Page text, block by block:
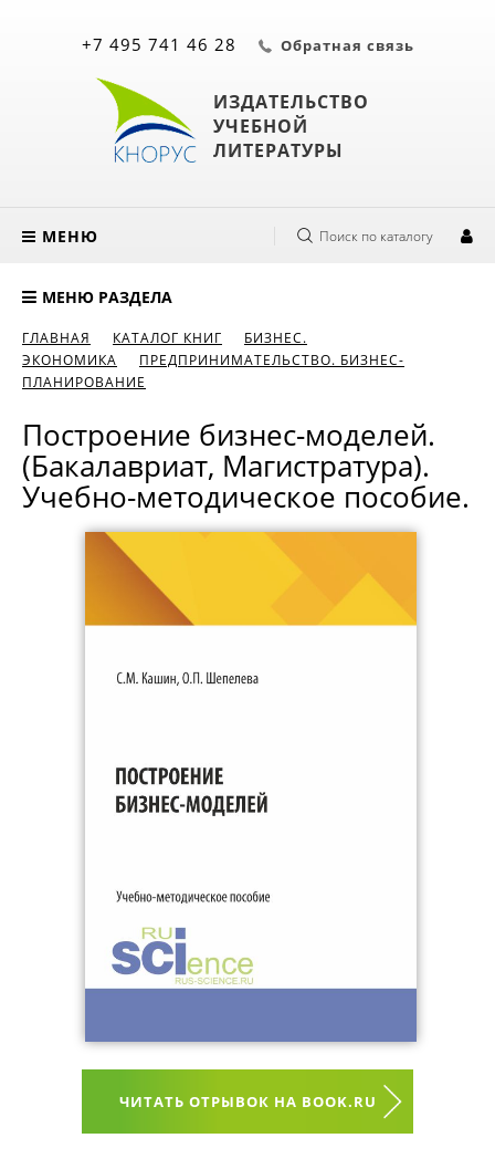
ИЗДАТЕЛЬСТВО
УЧЕБНОЙ
ЛИТЕРАТУРЫ
+7 495 741 46 28 Обратная связь
МЕНЮ Поиск по каталогу
МЕНЮ РАЗДЕЛА
ГЛАВНАЯ КАТАЛОГ КНИГ
БИЗНЕС.
ЭКОНОМИКА
ПРЕДПРИНИМАТЕЛЬСТВО. БИЗНЕС-
ПЛАНИРОВАНИЕ
Построение бизнес-моделей.
(Бакалавриат, Магистратура).
Учебно-методическое пособие.
ЧИТАТЬ ОТРЫВОК НА BOOK.RU